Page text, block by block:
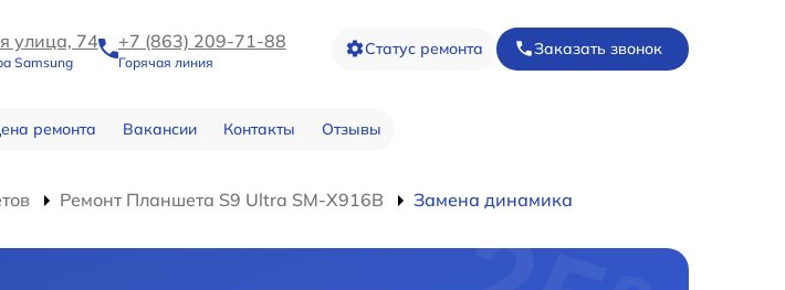
улица, 74
Samsung
+7 (863) 209-71-88
Горячая линия
Статус ремонта Заказать звонок
ремонта Вакансии Контакты Отзывы
Ремонт Планшета S9 Ultra SM-X916B Замена динамика